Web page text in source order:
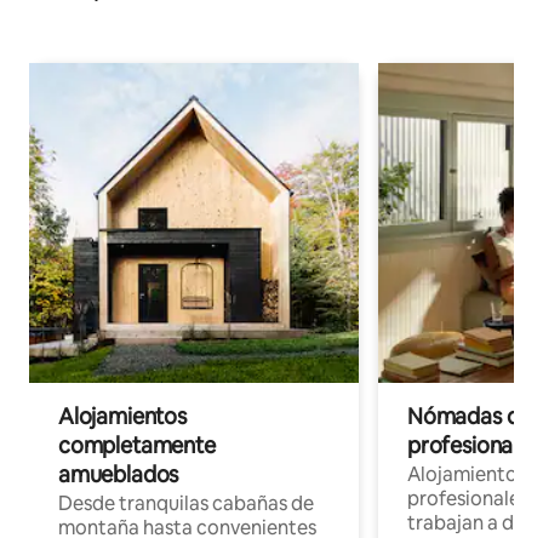
Alojamientos
completamente
amueblados
Desde tranquilas cabañas de
montaña hasta convenientes
Nómadas
Alojamientos
profesionales
trabajan a